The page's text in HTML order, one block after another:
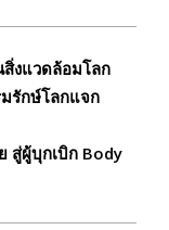
สิ่งแวดล้อมโลก
รักษ์โลกแจก
สู่ผู้บุกเบิก Body